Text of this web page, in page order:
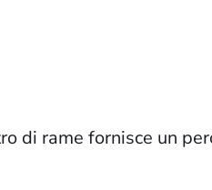
di rame fornisce un